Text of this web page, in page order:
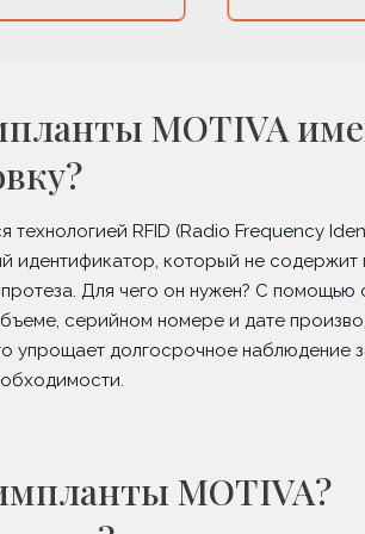
MOTIVA
RFID (Radio Frequency
идентификатор, который не содержит
Для чего он нужен? С помощью
серийном номере и дате
упрощает долгосрочное наблюдение
MOTIVA?